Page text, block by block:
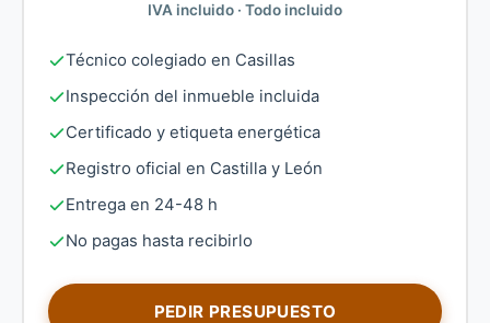
IVA incluido · Todo incluido
Técnico colegiado en Casillas
Inspección del inmueble incluida
Certificado y etiqueta energética
Registro oficial en Castilla y León
Entrega en 24-48 h
No pagas hasta recibirlo
PEDIR PRESUPUESTO